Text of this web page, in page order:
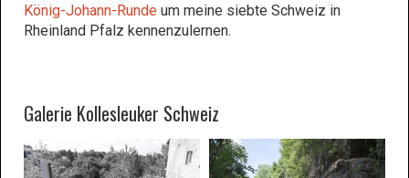
König-Johann-Runde um meine siebte Schweiz in
Rheinland Pfalz kennenzulernen.
Galerie Kollesleuker Schweiz